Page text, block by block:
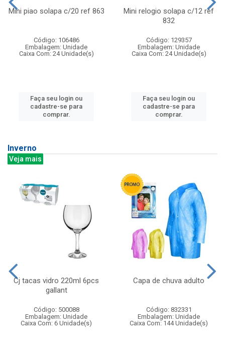
Mini piao solapa c/20 ref 863
Código: 106486
Embalagem: Unidade
Caixa Com: 24 Unidade(s)
Faça seu login ou
cadastre-se para
comprar.
Mini relogio solapa c/12 ref
832
Código: 129357
Embalagem: Unidade
Caixa Com: 24 Unidade(s)
Faça seu login ou
cadastre-se para
comprar.
Inverno
Veja mais
Cj tacas vidro 220ml 6pcs
gallant
Código: 500088
Embalagem: Unidade
Caixa Com: 6 Unidade(s)
Capa de chuva adulto
Código: 832331
Embalagem: Unidade
Caixa Com: 144 Unidade(s)